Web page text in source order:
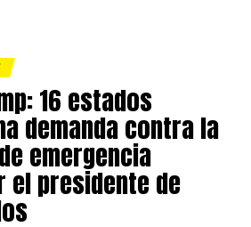
16 estados
demanda contra la
emergencia
el presidente de